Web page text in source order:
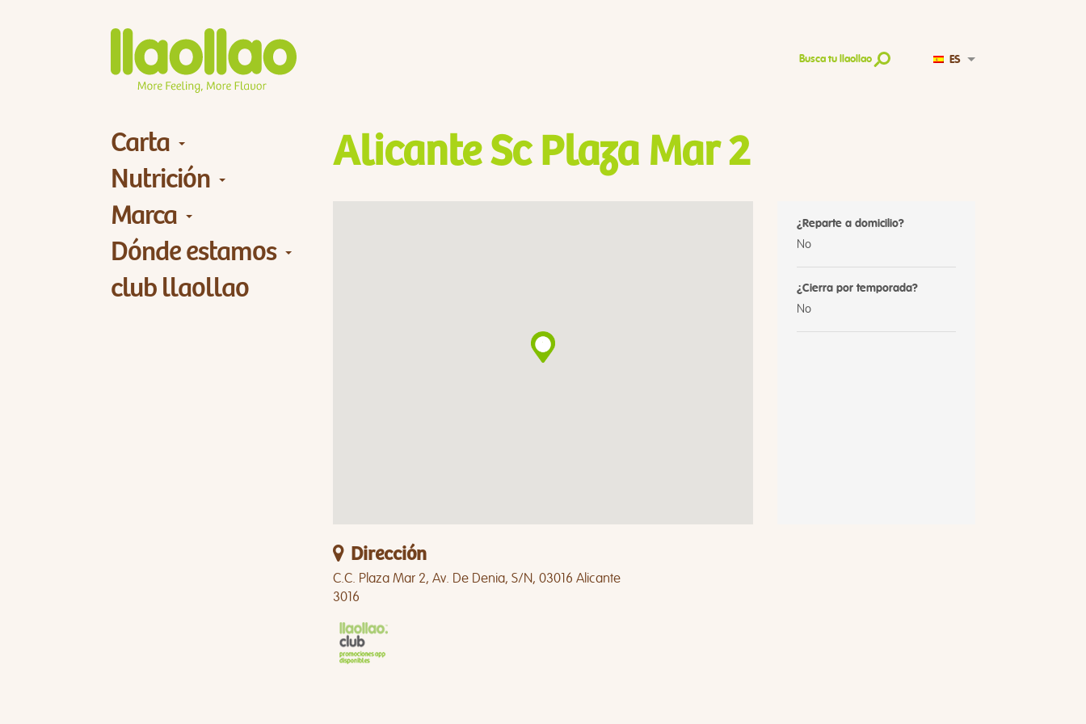
Busca tu llaollao ES
Carta
Nutrición
Marca
Dónde estamos
club llaollao
Alicante Sc Plaza Mar 2
¿Reparte a domicilio?
No
¿Cierra por temporada?
No
Dirección
C.C. Plaza Mar 2, Av. De Denia, S/N, 03016 Alicante
3016